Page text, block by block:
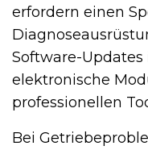
erfordern einen
Software-
elektronische
professionellen
Bei